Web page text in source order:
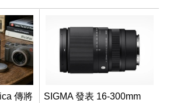
傳將
SIGMA 發表 16-300mm